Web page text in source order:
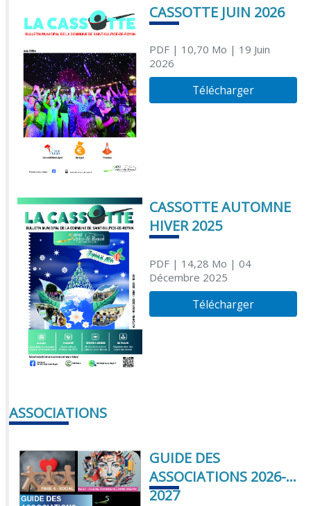
CASSOTTE JUIN 2026
PDF| 10,70 Mo | 19 Juin
2026
Télécharger
CASSOTTE AUTOMNE
HIVER 2025
PDF| 14,28 Mo | 04
Décembre 2025
Télécharger
ASSOCIATIONS
GUIDE DES
ASSOCIATIONS 2026-
2027